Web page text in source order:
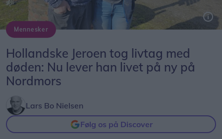
Mennesker
Hollandske Jeroen tog livtag med
døden: Nu lever han livet på ny på
Nordmors
Lars Bo Nielsen
Følg os på Discover